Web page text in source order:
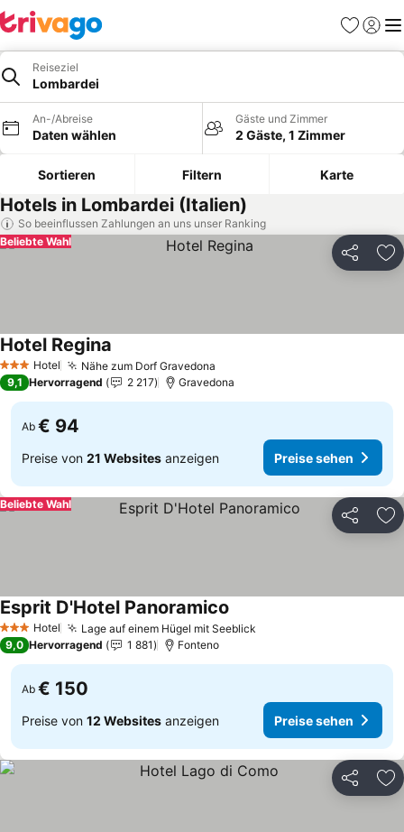
Favoriten
Reiseziel
Lombardei
An-/Abreise
Daten wählen
Gäste und Zimmer
2 Gäste, 1 Zimmer
Sortieren Filtern Karte
Hotels in Lombardei (Italien)
So beeinflussen Zahlungen an uns unser Ranking
Teilen
Beliebte Wahl
3 SterneHotel Nähe zum Dorf Gravedona
Hotel Regina
9,1 Hervorragend 2 217 Gravedona
Ab € 94
Preise von 21 Websites anzeigen Preise sehen
Teilen
Beliebte Wahl
3 SterneHotel Lage auf einem Hügel mit Seeblick
Esprit D'Hotel Panoramico
9,0 Hervorragend 1 881 Fonteno
Ab € 150
Preise von 12 Websites anzeigen Preise sehen
Teilen